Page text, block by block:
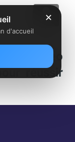
une vidéo
réussir
✕
d'accueil